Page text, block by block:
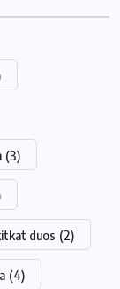
(3)
duos (2)
(4)